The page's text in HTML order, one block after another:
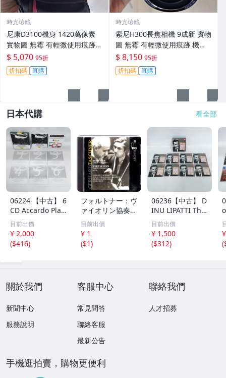
時光珍藏
尼康D3100機身 1420萬像素
實物圖 無霉 有輕微使用痕跡
機身原裝 無拆修無翻新 臨-34
3
$ 5,070 95折
折扣碼 直購
時光珍藏
索尼H300長焦相機 9成新 實物
圖 無霉 有輕微使用痕跡 機身
鏡頭原裝 無拆修無翻新-3430
$ 8,150 95折
折扣碼 直購
日本代購 看全部
06224 【中古】 6
CD Accardo Play
s Paganini Com
plete Recording
s サルヴァトー
レ・アッカルド
目前出價
¥ 2,000
($416)
フォルトナー：ヴ
ァイオリン協奏曲
ベートーヴェン：
ヴァイオリン協奏
曲 ゲルハルト・
タシュナー DG A
目前出價
¥ 1
($1)
06236【中古】 D
INU LIPATTI The
Master Pianist C
D 7枚組 動作確認
済み ディヌ・リ
パッティ クラシ
目前出價
¥ 1,500
($312)
(
關於我們
新聞中心
服務說明
客服中心
常見問答
聯絡客服
最新公告
聯絡我們
人才招募
手機逛拍賣，購物更便利